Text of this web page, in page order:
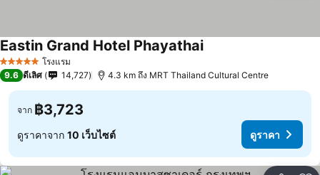
5 ดาว โรงแรม
Eastin Grand Hotel Phayathai
9.6 ดีเลิศ 14,727 4.3 km ถึง MRT Thailand Cultural Centre
จาก ฿3,723
ดูราคาจาก 10 เว็บไซต์ ดูราคา